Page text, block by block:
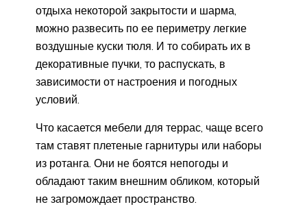
отдыха некоторой закрытости и шарма,
можно развесить по ее периметру легкие
воздушные куски тюля. И то собирать их в
декоративные пучки, то распускать, в
зависимости от настроения и погодных
условий.
Что касается мебели для террас, чаще всего
там ставят плетеные гарнитуры или наборы
из ротанга. Они не боятся непогоды и
обладают таким внешним обликом, который
не загромождает пространство.